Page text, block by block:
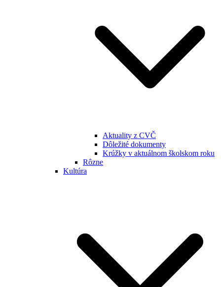
Aktuality z CVČ
Dôležité dokumenty
Krúžky v aktuálnom školskom roku
Rôzne
Kultúra